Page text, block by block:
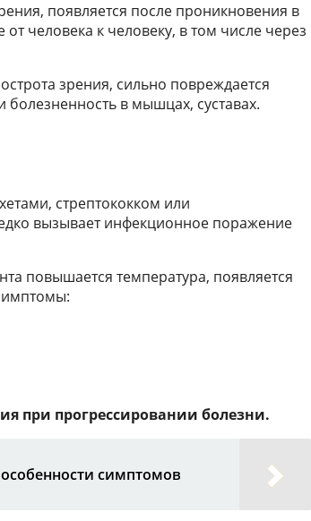
появляется после проникновения в
человека к человеку, в том числе через
зрения, сильно повреждается
болезненность в мышцах, суставах.
стрептококком или
вызывает инфекционное поражение
повышается температура, появляется
при прогрессировании болезни.
симптомов